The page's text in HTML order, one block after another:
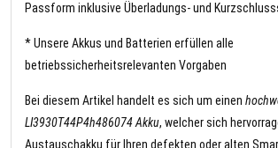
Passform inklusive Überladungs- und
* Unsere Akkus und Batterien erfüllen alle
betriebssicherheitsrelevanten Vorgaben
Bei diesem Artikel handelt es sich um einen
LI3930T44P4h486074 Akku, welcher sich
Austauschakku für Ihren defekten oder alten